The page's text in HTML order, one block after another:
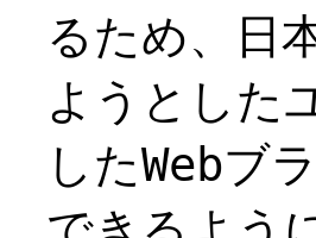
るため、日
ようとした
したWebブ